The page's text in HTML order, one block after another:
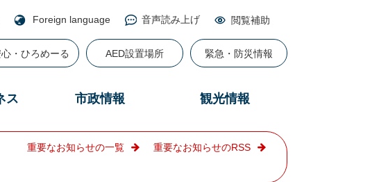
Foreign language 音声読み上げ 閲覧補助
・ひろめーる AED設置場所 緊急・防災情報
ス 市政情報 観光情報
重要なお知らせの一覧 重要なお知らせのRSS